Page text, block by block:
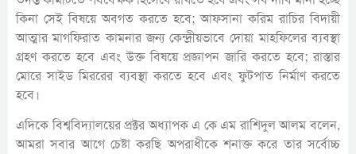
কিনা সেই বিষয়ে অবগত করতে হবে; আফসানা করিম রাচির বিদায়ী
আত্মার মাগফিরাত কামনার জন্য কেন্দ্রীয়ভাবে দোয়া মাহফিলের ব্যবস্থা
গ্রহণ করতে হবে এবং উক্ত বিষয়ে প্রজ্ঞাপন জারি করতে হবে; রাস্তার
মোরে সাইড মিররের ব্যবস্থা করতে হবে এবং ফুটপাত নির্মাণ করতে
হবে।
এদিকে বিশ্ববিদ্যালয়ের প্রক্টর অধ্যাপক এ কে এম রাশিদুল আলম বলেন,
আমরা সবার আগে চেষ্টা করছি অপরাধীকে শনাক্ত করে তার সর্বোচ্চ